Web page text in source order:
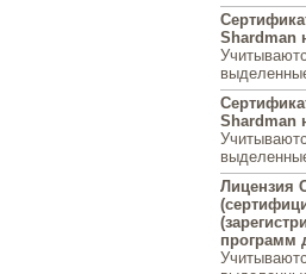
Shardman
Shardman
Лицензия
программ